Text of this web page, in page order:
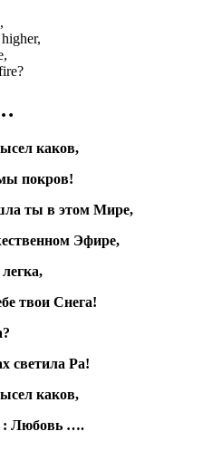
каков,
покров!
ты в этом Мире,
Эфире,
твои Снега!
светила Ра!
каков,
: Любовь ….